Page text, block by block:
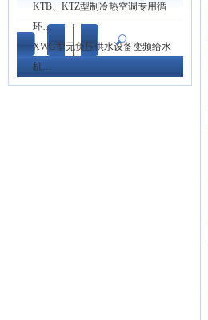
KTB、KTZ型制冷热空调专用循
环…
XWG型无负压供水设备变频给水
机…